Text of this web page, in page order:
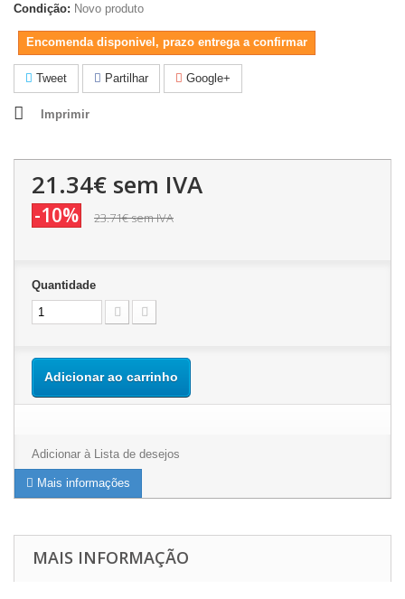
Condição: Novo produto
Encomenda disponivel, prazo entrega a confirmar
Tweet Partilhar Google+
Imprimir
21.34€ sem IVA
-10% 23.71€sem IVA
Quantidade
Adicionar ao carrinho
Adicionar à Lista de desejos
Mais informações
MAIS INFORMAÇÃO